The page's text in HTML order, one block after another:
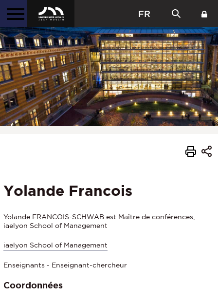
FR
Yolande Francois
Yolande FRANCOIS-SCHWAB est Maître de conférences,
iaelyon School of Management
iaelyon School of Management
Enseignants - Enseignant-chercheur
Coordonnées